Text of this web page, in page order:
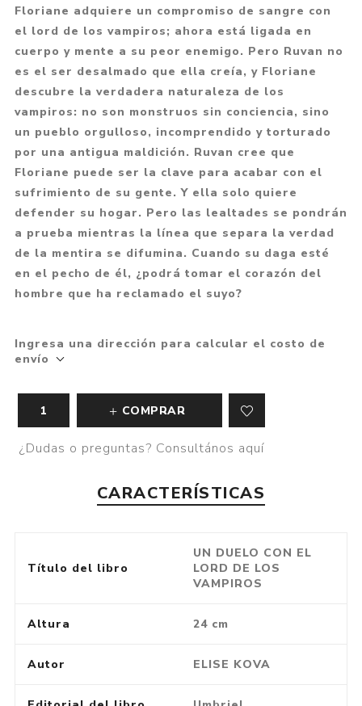
Floriane adquiere un compromiso de sangre con
el lord de los vampiros; ahora está ligada en
cuerpo y mente a su peor enemigo. Pero Ruvan no
es el ser desalmado que ella creía, y Floriane
descubre la verdadera naturaleza de los
vampiros: no son monstruos sin conciencia, sino
un pueblo orgulloso, incomprendido y torturado
por una antigua maldición. Ruvan cree que
Floriane puede ser la clave para acabar con el
sufrimiento de su gente. Y ella solo quiere
defender su hogar. Pero las lealtades se pondrán
a prueba mientras la línea que separa la verdad
de la mentira se difumina. Cuando su daga esté
en el pecho de él, ¿podrá tomar el corazón del
hombre que ha reclamado el suyo?
Ingresa una dirección para calcular el costo de
envío
COMPRAR
¿Dudas o preguntas? Consultános aquí
CARACTERÍSTICAS
Título del libro
UN DUELO CON EL
LORD DE LOS
VAMPIROS
Altura 24 cm
Autor ELISE KOVA